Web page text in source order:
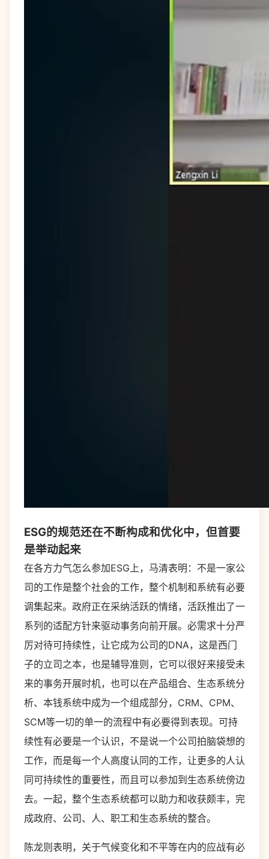
ESG的规范还在不断构成和优化中，但首要
是举动起来
在各方力气怎么参加ESG上，马清表明：不是一家公
司的工作是整个社会的工作，整个机制和系统有必要
调集起来。政府正在采纳活跃的情绪，活跃推出了一
系列的适配方针来驱动事务向前开展。必需求十分严
厉对待可持续性，让它成为公司的DNA，这是西门
子的立司之本，也是辅导准则，它可以很好来接受未
来的事务开展时机，也可以在产品组合、生态系统分
析、本钱系统中成为一个组成部分，CRM、CPM、
SCM等一切的单一的流程中有必要得到表现。可持
续性有必要是一个认识，不是说一个公司拍脑袋想的
工作，而是每一个人高度认同的工作，让更多的人认
同可持续性的重要性，而且可以参加到生态系统傍边
去。一起，整个生态系统都可以助力和收获颇丰，完
成政府、公司、人、职工和生态系统的整合。
陈龙则表明，关于气候变化和不平等在内的应战有必